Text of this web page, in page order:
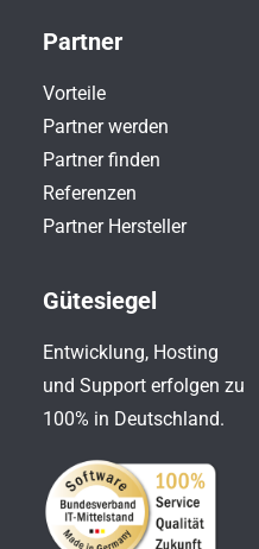
Partner
Vorteile
Partner werden
Partner finden
Referenzen
Partner Hersteller
Gütesiegel
Entwicklung, Hosting
und Support erfolgen zu
100% in Deutschland.